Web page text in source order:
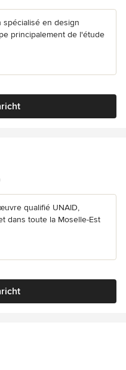
en design
principalement de l'étude
5 Sternen
qualifié UNAID,
dans toute la Moselle-Est
5 Sternen